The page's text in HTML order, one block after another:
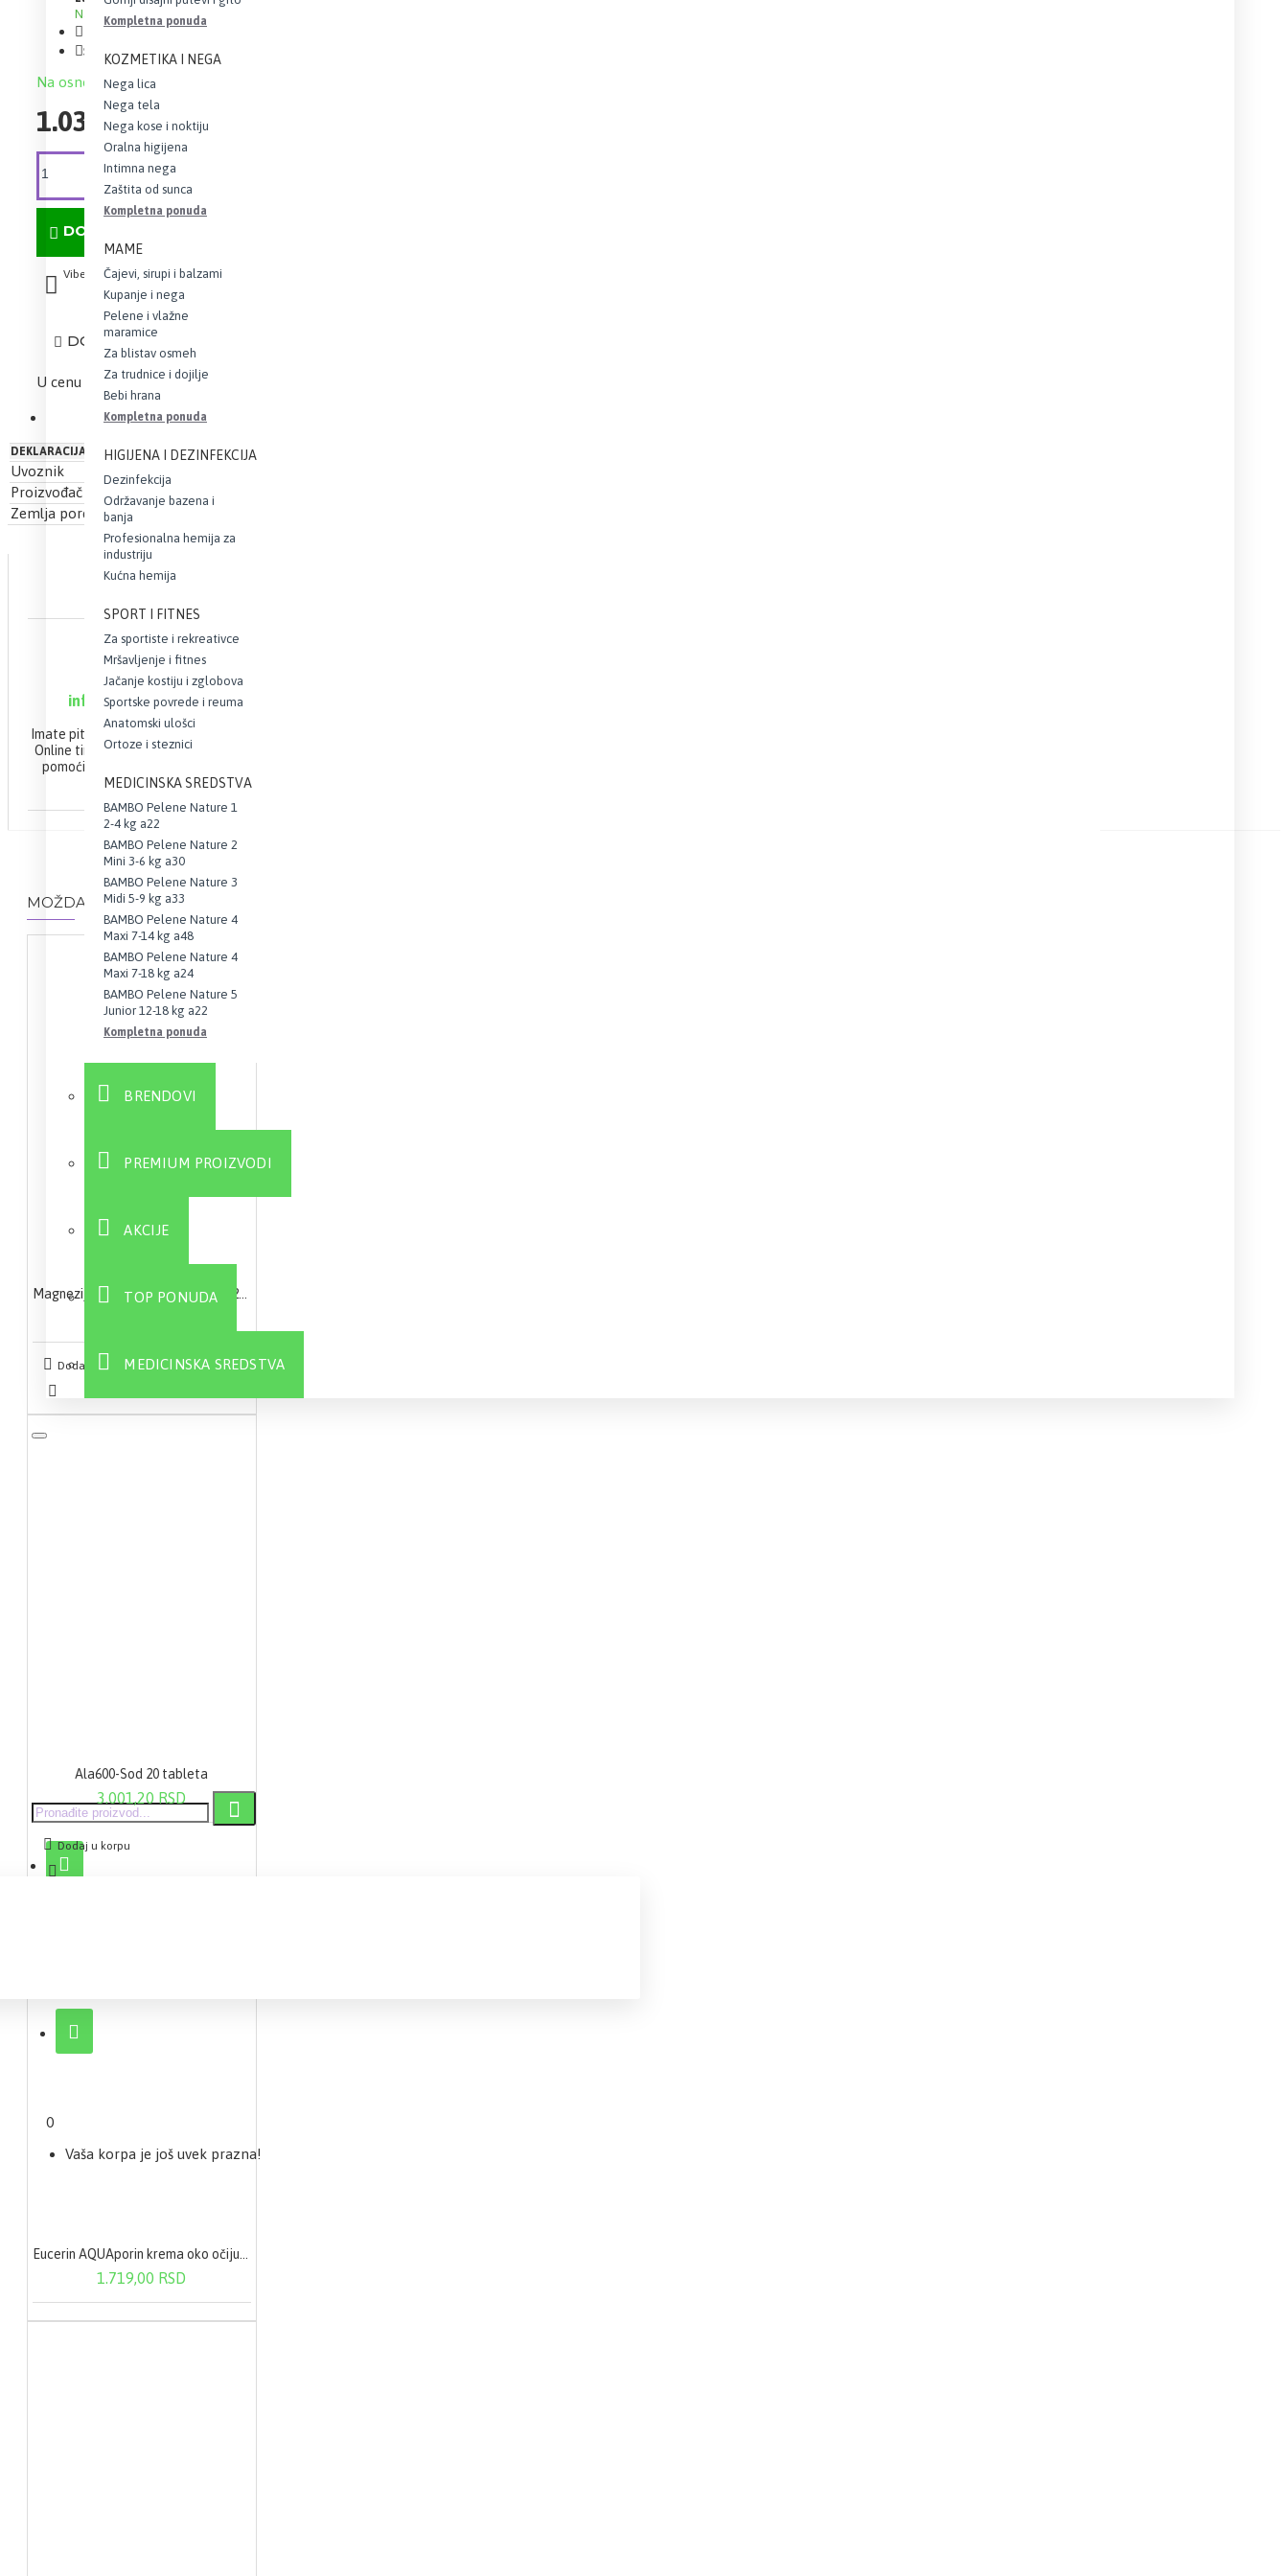
Kompletna ponuda
KOZMETIKA I NEGA
Nega lica
Nega tela
Nega kose i noktiju
Oralna higijena
Intimna nega
Zaštita od sunca
Kompletna ponuda
MAME
Čajevi, sirupi i balzami
Kupanje i nega
Pelene i vlažne
maramice
Za blistav osmeh
Za trudnice i dojilje
Bebi hrana
Kompletna ponuda
HIGIJENA I DEZINFEKCIJA
Dezinfekcija
Održavanje bazena i
banja
Profesionalna hemija za
industriju
Kućna hemija
SPORT I FITNES
Za sportiste i rekreativce
Mršavljenje i fitnes
Jačanje kostiju i zglobova
Sportske povrede i reuma
Anatomski ulošci
Ortoze i steznici
MEDICINSKA SREDSTVA
BAMBO Pelene Nature 1
2-4 kg a22
BAMBO Pelene Nature 2
Mini 3-6 kg a30
BAMBO Pelene Nature 3
Midi 5-9 kg a33
BAMBO Pelene Nature 4
Maxi 7-14 kg a48
BAMBO Pelene Nature 4
Maxi 7-18 kg a24
BAMBO Pelene Nature 5
Junior 12-18 kg a22
Kompletna ponuda
BRENDOVI
PREMIUM PROIZVODI
AKCIJE
TOP PONUDA
MEDICINSKA SREDSTVA
0
Vaša korpa je još uvek prazna!
Na stanju
Krauterhof
Šifra: 16086
Na osnovu 0 recenzija.
1.030,16 RSD
DODAJ U KORPU
Viber Whatsapp
DODAJ U LISTU ŽELJA
U cenu je uračunat iznos PDV-a
DEKLARACIJA
Uvoznik
Keprom doo.
Proizvođač
Asam Betriebs-GmbH
Zemlja porekla Nemačka
ONLINE PODRŠKA
063 10 21 100
info@webapoteka.rs
Imate pitanja u vezi Vaše narudžbine?
Online tim apoteke Demetra će Vam
pomoći da brzo i efikasno završite
Vašu kupovinu.
MOŽDA VAS ZANIMA I OVO...
Dodaj u korpu
Ala600-Sod 20 tableta
3.001,20 RSD
Dodaj u korpu
1.719,00 RSD